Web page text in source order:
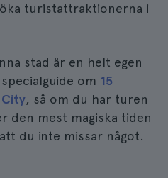
turistattraktionerna i
stad är en helt egen
om 15
City, så om du har turen
den mest magiska tiden
du inte missar något.